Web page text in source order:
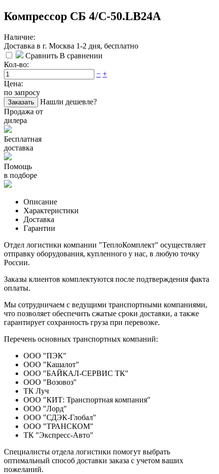
Компрессор СБ 4/C-50.LB24A
Наличие:
Доставка в г. Москва 1-2 дня, бесплатно
Сравнить В сравнении
Кол-во:
− +
Цена:
по запросу
Заказать
Нашли дешевле?
Продажа от
дилера
Бесплатная
доставка
Помощь
в подборе
Описание
Характеристики
Доставка
Гарантии
Отдел логистики компании "ТеплоКомплект" осуществляет
отправку оборудования, купленного у нас, в любую точку
России.
Заказы клиентов комплектуются после подтверждения факта
оплаты.
Мы сотрудничаем с ведущими транспортными компаниями,
что позволяет обеспечить сжатые сроки доставки, а также
гарантирует сохранность груза при перевозке.
Перечень основных транспортных компаний:
ООО "ПЭК"
ООО "Кашалот"
ООО "БАЙКАЛ-СЕРВИС ТК"
ООО "Возовоз"
ТК Луч
ООО "КИТ: Транспортная компания"
ООО "Лорд"
ООО "СДЭК-Глобал"
ООО "ТРАНСКОМ"
ТК "Экспресс-Авто"
Специалисты отдела логистики помогут выбрать
оптимальный способ доставки заказа с учетом ваших
пожеланий.